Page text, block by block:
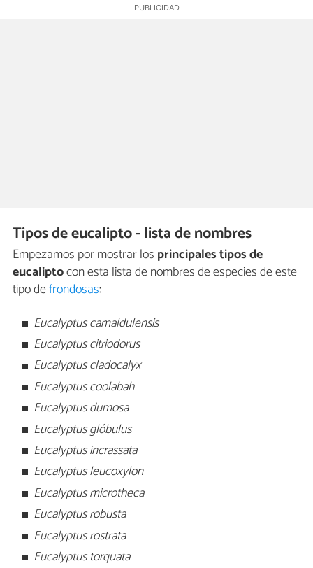
Tipos de eucalipto - lista de nombres
Empezamos por mostrar los principales tipos de
eucaliptocon esta lista de nombres de especies de este
tipo defrondosas:
Eucalyptus camaldulensis
Eucalyptus citriodorus
Eucalyptus cladocalyx
Eucalyptus coolabah
Eucalyptus dumosa
Eucalyptus glóbulus
Eucalyptus incrassata
Eucalyptus leucoxylon
Eucalyptus microtheca
Eucalyptus robusta
Eucalyptus rostrata
Eucalyptus torquata